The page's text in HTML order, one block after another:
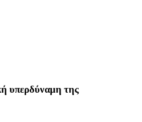
υπερδύναμη της